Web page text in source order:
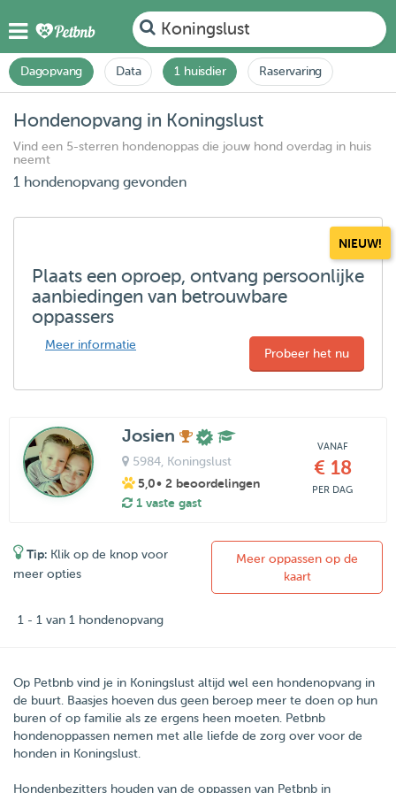
Koningslust
Dagopvang Data 1 huisdier Raservaring
Hondenopvang in Koningslust
Vind een 5-sterren hondenoppas die jouw hond overdag in huis
neemt
1 hondenopvang gevonden
NIEUW!
Plaats een oproep, ontvang persoonlijke
aanbiedingen van betrouwbare
oppassers
Meer informatie
Probeer het nu
Josien
5984, Koningslust
5,0• 2 beoordelingen
1 vaste gast
VANAF
€ 18
PER DAG
Tip: Klik op de knop voor
meer opties
Meer oppassen op de
kaart
1 - 1 van 1 hondenopvang
Op Petbnb vind je in Koningslust altijd wel een hondenopvang in
de buurt. Baasjes hoeven dus geen beroep meer te doen op hun
buren of op familie als ze ergens heen moeten. Petbnb
hondenoppassen nemen met alle liefde de zorg over voor de
honden in Koningslust.
Hondenbezitters houden van de oppassen van Petbnb in